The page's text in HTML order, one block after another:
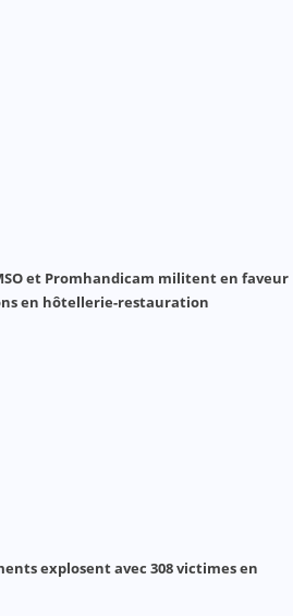
et Promhandicam militent en faveur
en hôtellerie-restauration
explosent avec 308 victimes en